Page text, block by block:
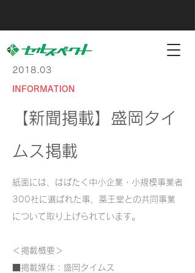
2018.03
INFORMATION
【新聞掲載】盛岡タイ
ムス掲載
紙面には、はばたく中小企業・小規模事業者
300社に選ばれた事、薬王堂との共同事業
について取り上げられています。
＜掲載概要＞
■掲載媒体：盛岡タイムス